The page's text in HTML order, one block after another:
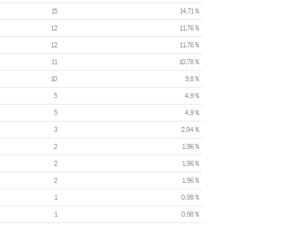
15 14,71 %
12 11,76 %
12 11,76 %
11 10,78 %
10 9,8 %
5 4,9 %
5 4,9 %
3 2,94 %
2 1,96 %
2 1,96 %
2 1,96 %
1 0,98 %
1 0,98 %